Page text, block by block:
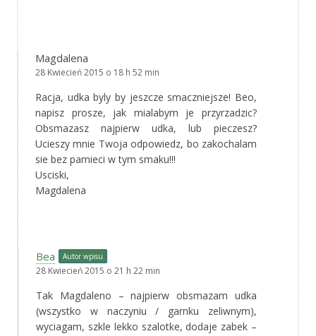
Magdalena
28 Kwiecień 2015 o 18 h 52 min
Racja, udka byly by jeszcze smaczniejsze! Beo,
napisz prosze, jak mialabym je przyrzadzic?
Obsmazasz najpierw udka, lub pieczesz?
Ucieszy mnie Twoja odpowiedz, bo zakochalam
sie bez pamieci w tym smaku!!!
Usciski,
Magdalena
Bea Autor wpisu
28 Kwiecień 2015 o 21 h 22 min
Tak Magdaleno – najpierw obsmazam udka
(wszystko w naczyniu / garnku zeliwnym),
wyciagam, szkle lekko szalotke, dodaje zabek –